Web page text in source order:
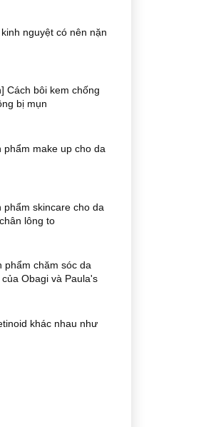
nguyệt có nên nặn
Cách bôi kem chống
bị mụn
phẩm make up cho da
phẩm skincare cho da
lông to
phẩm chăm sóc da
Obagi và Paula's
khác nhau như